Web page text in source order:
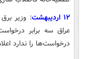
۱۲ اردیبهشت
: وزیر
عراق سه برابر
درخواست‌ها را ندارد